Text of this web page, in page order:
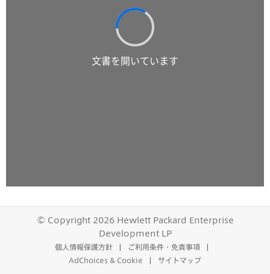
© Copyright 2026 Hewlett Packard Enterprise
Development LP
個人情報保護方針
ご利用条件・免責事項
AdChoices & Cookie
サイトマップ